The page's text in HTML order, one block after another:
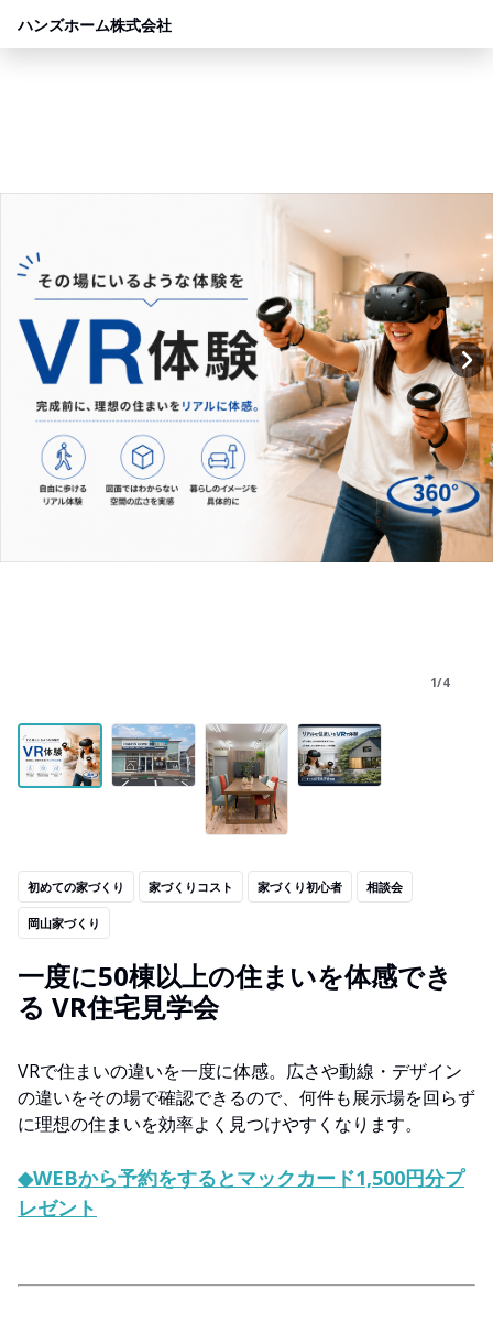
ハンズホーム株式会社
1/4
初めての家づくり 家づくりコスト 家づくり初心者 相談会
岡山家づくり
一度に50棟以上の住まいを体感でき
る VR住宅見学会
VRで住まいの違いを一度に体感。広さや動線・デザイン
の違いをその場で確認できるので、何件も展示場を回らず
に理想の住まいを効率よく見つけやすくなります。
◆WEBから予約をするとマックカード1,500円分プ
レゼント